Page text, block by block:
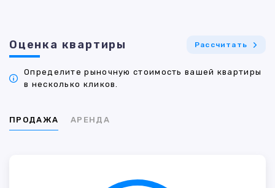
Оценка квартиры Рассчитать
Определите рыночную стоимость вашей квартиры
в несколько кликов.
ПРОДАЖА АРЕНДА